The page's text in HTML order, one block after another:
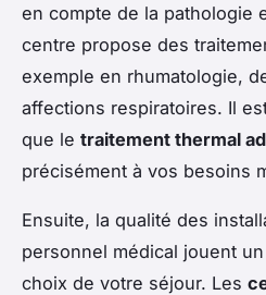
en compte de la pathologie
centre propose des
exemple en rhumatologie,
affections respiratoires. Il
que le traitement thermal
précisément à vos besoins
Ensuite, la qualité des
personnel médical jouent
choix de votre séjour. Les